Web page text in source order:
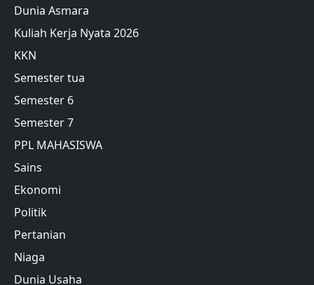
Dunia Asmara
Kuliah Kerja Nyata 2026
KKN
Semester tua
Semester 6
Semester 7
PPL MAHASISWA
Sains
Ekonomi
Politik
Pertanian
Niaga
Dunia Usaha